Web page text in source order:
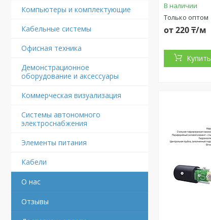
Компьютеры и комплектующие
Кабельные системы
Офисная техника
Демонстрационное
оборудование и аксессуары
Коммерческая визуализация
Системы автономного
электроснабжения
Элементы питания
Кабели
О нас
Отзывы
В наличии
Только оптом
от 220 ₸/м
Купить